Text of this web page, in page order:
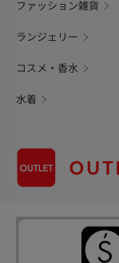
ファッション雑貨
ランジェリー
コスメ・香水
水着